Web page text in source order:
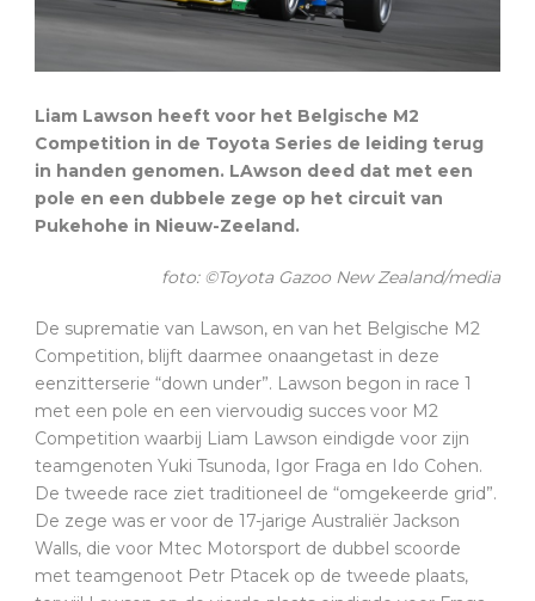
Liam Lawson heeft voor het Belgische M2
Competition in de Toyota Series de leiding terug
in handen genomen. LAwson deed dat met een
pole en een dubbele zege op het circuit van
Pukehohe in Nieuw-Zeeland.
foto: ©Toyota Gazoo New Zealand/media
De suprematie van Lawson, en van het Belgische M2
Competition, blijft daarmee onaangetast in deze
eenzitterserie “down under”. Lawson begon in race 1
met een pole en een viervoudig succes voor M2
Competition waarbij Liam Lawson eindigde voor zijn
teamgenoten Yuki Tsunoda, Igor Fraga en Ido Cohen.
De tweede race ziet traditioneel de “omgekeerde grid”.
De zege was er voor de 17-jarige Australiër Jackson
Walls, die voor Mtec Motorsport de dubbel scoorde
met teamgenoot Petr Ptacek op de tweede plaats,